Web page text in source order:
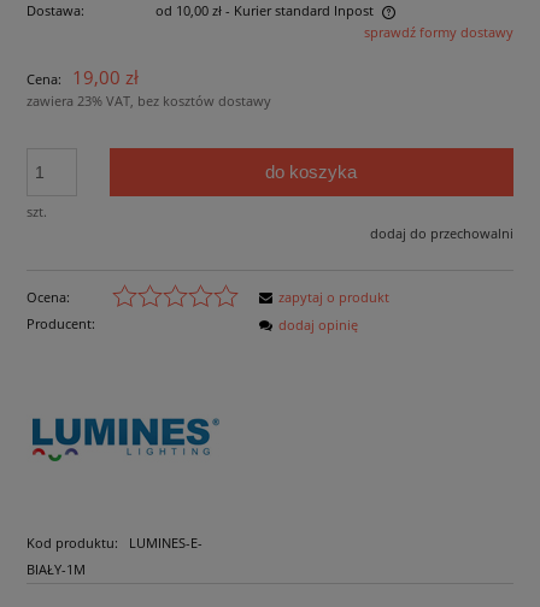
Dostawa:
od 10,00 zł - Kurier standard Inpost
Cena nie zawiera ewentualnych kosztów płatnościsprawdź formy dostawy
Cena: 19,00 zł
zawiera 23% VAT, bez kosztów dostawy
szt.
do koszyka
dodaj do przechowalni
Ocena:
Producent:
Kod produktu:
LUMINES-E-
BIAŁY-1M
zapytaj o produkt
dodaj opinię